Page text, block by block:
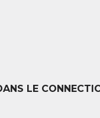
LE